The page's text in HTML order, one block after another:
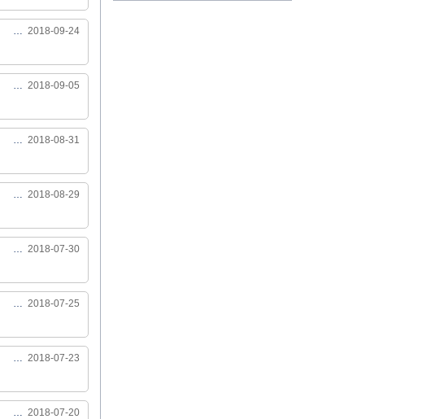
… 2018-09-24
… 2018-09-05
… 2018-08-31
… 2018-08-29
… 2018-07-30
… 2018-07-25
… 2018-07-23
… 2018-07-20